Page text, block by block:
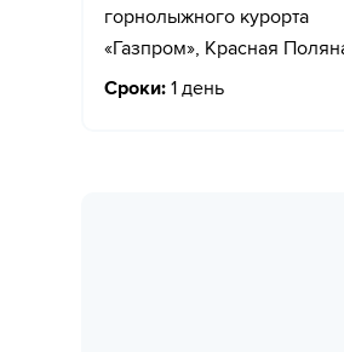
горнолыжного курорта
«Газпром», Красная
Сроки: 1 день